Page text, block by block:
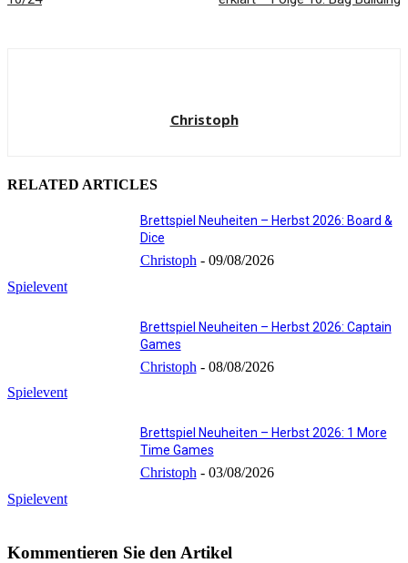
Christoph
RELATED ARTICLES
Spielevent
Brettspiel Neuheiten – Herbst 2026: Board &
Dice
Christoph - 09/08/2026
Spielevent
Brettspiel Neuheiten – Herbst 2026: Captain
Games
Christoph - 08/08/2026
Spielevent
Brettspiel Neuheiten – Herbst 2026: 1 More
Time Games
Christoph - 03/08/2026
Kommentieren Sie den Artikel